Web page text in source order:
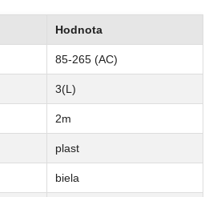
Hodnota
85-265 (AC)
3(L)
2m
plast
biela